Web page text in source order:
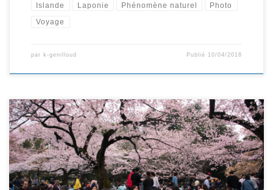
Islande Laponie Phénomène naturel Photo
Voyage
par k-genilloud Publié 10/04/2018
Chaque année depuis le 8ème siècle, quand arrive le
printemps, le Japon vit au rythme de la floraison des
cerisiers (sakura en japonais) fleurs emblématiques du
Japon et du Hanami. Tradition née sous l’ère Nara, la